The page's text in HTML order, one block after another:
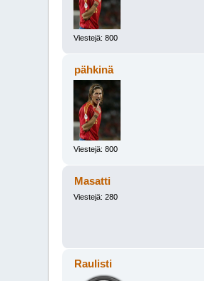
Viestejä: 800
pähkinä
Viestejä: 800
Masatti
Viestejä: 280
Raulisti